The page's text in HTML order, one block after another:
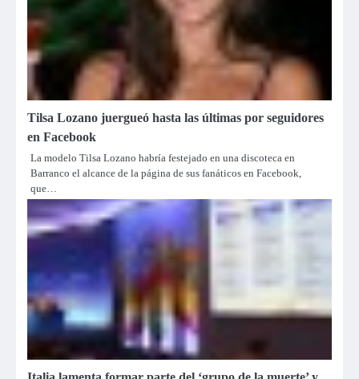
Tilsa Lozano juergueó hasta las últimas por seguidores
en Facebook
La modelo Tilsa Lozano habría festejado en una discoteca en
Barranco el alcance de la página de sus fanáticos en Facebook,
que…